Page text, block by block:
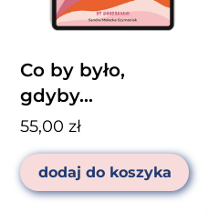
Co by było,
gdyby…
55,00zł
dodaj do koszyka